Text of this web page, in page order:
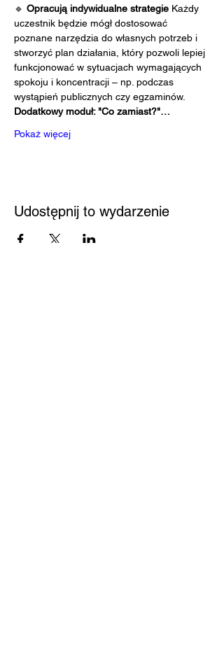
🔹 Opracują indywidualne strategie Każdy
uczestnik będzie mógł dostosować
poznane narzędzia do własnych potrzeb i
stworzyć plan działania, który pozwoli lepiej
funkcjonować w sytuacjach wymagających
spokoju i koncentracji – np. podczas
wystąpień publicznych czy egzaminów.
Dodatkowy moduł: "Co zamiast?"…
Pokaż więcej
Udostępnij to wydarzenie